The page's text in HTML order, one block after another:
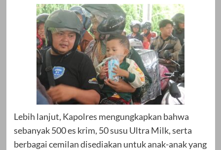
Lebih lanjut, Kapolres mengungkapkan bahwa
sebanyak 500 es krim, 50 susu Ultra Milk, serta
berbagai cemilan disediakan untuk anak-anak yang